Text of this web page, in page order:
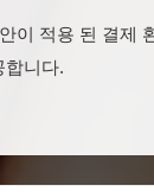
이 적용 된 결제
합니다.